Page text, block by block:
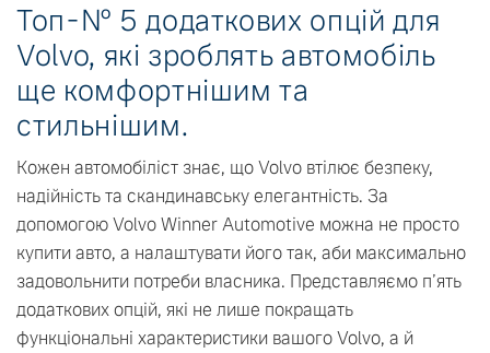
Топ-№ 5 додаткових опцій для
Volvo, які зроблять автомобіль
ще комфортнішим та
стильнішим.
Кожен автомобіліст знає, що Volvo втілює безпеку,
надійність та скандинавську елегантність. За
допомогою Volvo Winner Automotive можна не просто
купити авто, а налаштувати його так, аби максимально
задовольнити потреби власника. Представляємо п’ять
додаткових опцій, які не лише покращать
функціональні характеристики вашого Volvo, а й